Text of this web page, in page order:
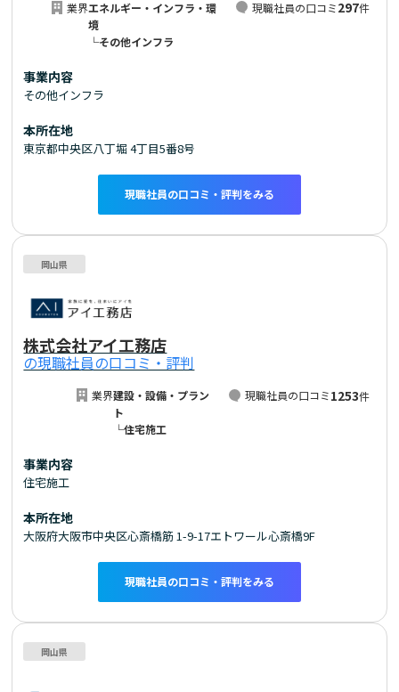
業界エネルギー・インフラ・環
境
└その他インフラ
現職社員の口コミ297件
事業内容
その他インフラ
本所在地
東京都中央区八丁堀 4丁目5番8号
現職社員の口コミ・評判をみる
岡山県
株式会社アイ工務店
の現職社員の口コミ・評判
業界建設・設備・プラン
ト
└住宅施工
現職社員の口コミ1253件
事業内容
住宅施工
本所在地
大阪府大阪市中央区心斎橋筋 1-9-17エトワール心斎橋9F
現職社員の口コミ・評判をみる
岡山県